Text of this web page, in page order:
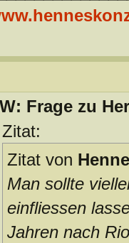
Frage zu
Zitat:
Zitat von
Man sollte
einfliessen
Jahren nach